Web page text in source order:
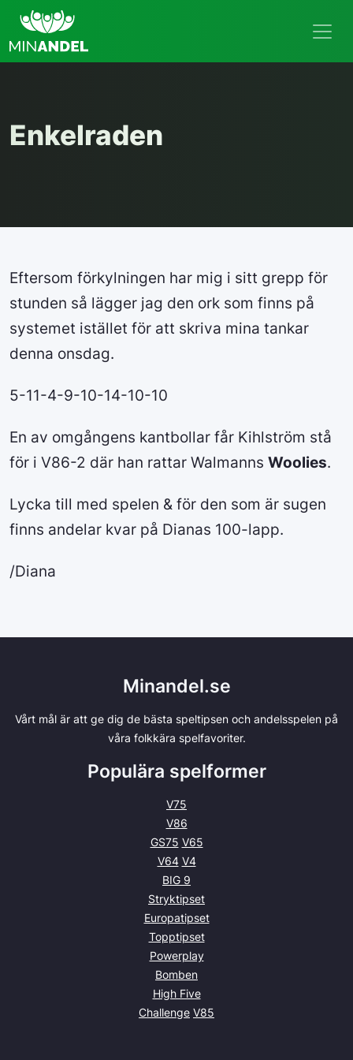
Enkelraden
Eftersom förkylningen har mig i sitt grepp för
stunden så lägger jag den ork som finns på
systemet istället för att skriva mina tankar
denna onsdag.
5-11-4-9-10-14-10-10
En av omgångens kantbollar får Kihlström stå
för i V86-2 där han rattar Walmanns Woolies.
Lycka till med spelen & för den som är sugen
finns andelar kvar på Dianas 100-lapp.
/Diana
Minandel.se
Vårt mål är att ge dig de bästa speltipsen och andelsspelen på
våra folkkära spelfavoriter.
Populära spelformer
V75
V86
GS75 V65
V64 V4
BIG 9
Stryktipset
Europatipset
Topptipset
Powerplay
Bomben
High Five
Challenge V85